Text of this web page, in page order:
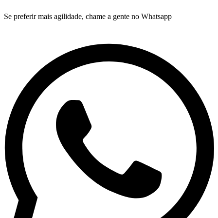
Se preferir mais agilidade, chame a gente no Whatsapp